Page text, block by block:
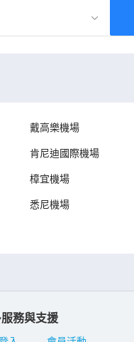
戴高樂機場
肯尼迪國際機場
樟宜機場
悉尼機場
務與支援